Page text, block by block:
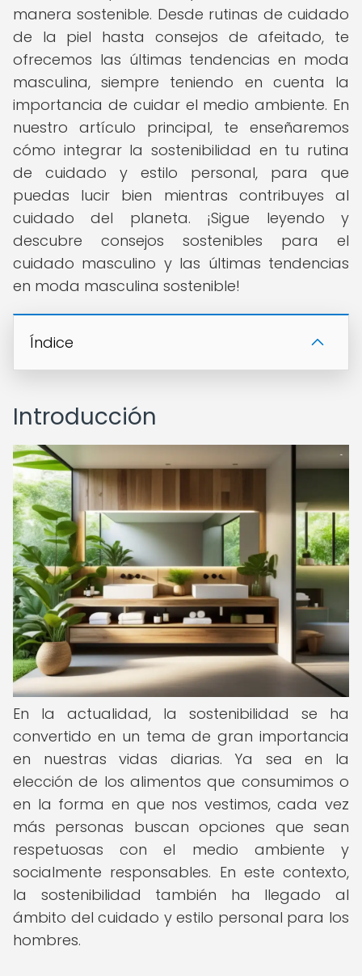
manera sostenible. Desde rutinas de cuidado
de la piel hasta consejos de afeitado, te
ofrecemos las últimas tendencias en moda
masculina, siempre teniendo en cuenta la
importancia de cuidar el medio ambiente. En
nuestro artículo principal, te enseñaremos
cómo integrar la sostenibilidad en tu rutina
de cuidado y estilo personal, para que
puedas lucir bien mientras contribuyes al
cuidado del planeta. ¡Sigue leyendo y
descubre consejos sostenibles para el
cuidado masculino y las últimas tendencias
en moda masculina sostenible!
Índice
Introducción
En la actualidad, la sostenibilidad se ha
convertido en un tema de gran importancia
en nuestras vidas diarias. Ya sea en la
elección de los alimentos que consumimos o
en la forma en que nos vestimos, cada vez
más personas buscan opciones que sean
respetuosas con el medio ambiente y
socialmente responsables. En este contexto,
la sostenibilidad también ha llegado al
ámbito del cuidado y estilo personal para los
hombres.